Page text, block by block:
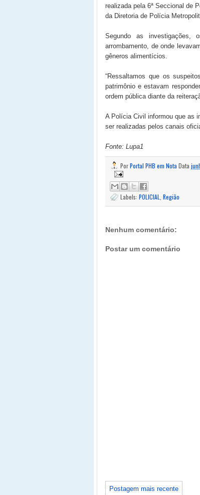
realizada pela 6ª Seccional de
da Diretoria de Polícia
Segundo as investigações,
arrombamento, de onde
gêneros alimentícios.
“Ressaltamos que os
patrimônio e estavam
ordem pública diante da
A Polícia Civil informou que as
ser realizadas pelos canais
Fonte: Lupa1
PorPortal PHB em Nota Data
Labels: POLICIAL Região
Nenhum comentário:
Postar um comentário
Postagem mais recente